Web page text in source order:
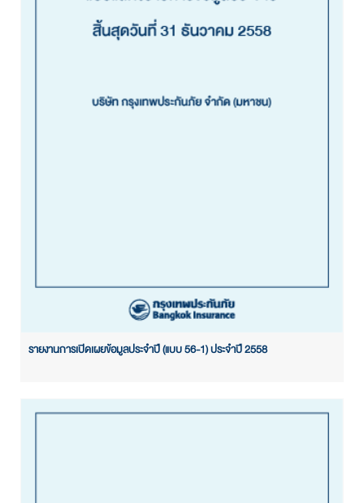
รายงานการเปิดเผยข้อมูลประจำปี (แบบ 56-1) ประจำปี 2558